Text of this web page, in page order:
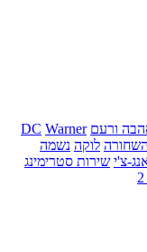
ורעם DC Warner
לוקה נשמה
צ'י שירות סטרימינג